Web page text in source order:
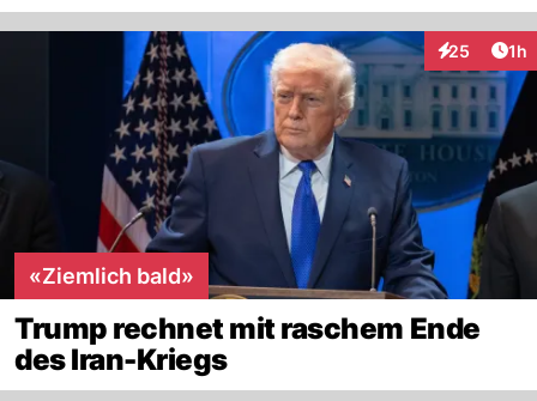
25
Interaktionen
1h
«Ziemlich bald»
Trump rechnet mit raschem Ende
des Iran-Kriegs